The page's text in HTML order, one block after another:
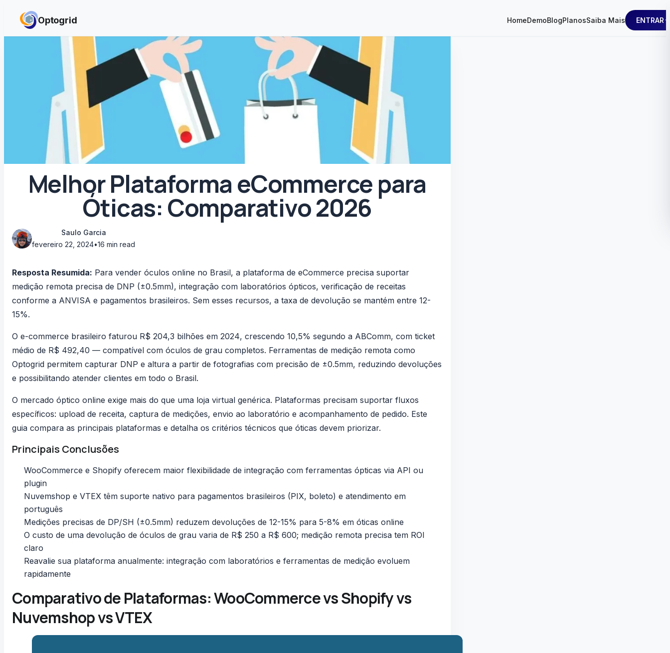
Skip to content
Optogrid HomeDemoBlogPlanosSaiba Mais ENTRAR
Melhor Plataforma eCommerce para
Óticas: Comparativo 2026
Saulo Garcia
fevereiro 22, 2024•16 min read
Resposta Resumida: Para vender óculos online no Brasil, a plataforma de eCommerce precisa suportar
medição remota precisa de DNP (±0.5mm), integração com laboratórios ópticos, verificação de receitas
conforme a ANVISA e pagamentos brasileiros. Sem esses recursos, a taxa de devolução se mantém entre 12-
15%.
O e-commerce brasileiro faturou R$ 204,3 bilhões em 2024, crescendo 10,5% segundo a ABComm, com ticket
médio de R$ 492,40 — compatível com óculos de grau completos. Ferramentas de medição remota como
Optogrid permitem capturar DNP e altura a partir de fotografias com precisão de ±0.5mm, reduzindo devoluções
e possibilitando atender clientes em todo o Brasil.
O mercado óptico online exige mais do que uma loja virtual genérica. Plataformas precisam suportar fluxos
específicos: upload de receita, captura de medições, envio ao laboratório e acompanhamento de pedido. Este
guia compara as principais plataformas e detalha os critérios técnicos que óticas devem priorizar.
Principais Conclusões
WooCommerce e Shopify oferecem maior flexibilidade de integração com ferramentas ópticas via API ou
plugin
Nuvemshop e VTEX têm suporte nativo para pagamentos brasileiros (PIX, boleto) e atendimento em
português
Medições precisas de DP/SH (±0.5mm) reduzem devoluções de 12-15% para 5-8% em óticas online
O custo de uma devolução de óculos de grau varia de R$ 250 a R$ 600; medição remota precisa tem ROI
claro
Reavalie sua plataforma anualmente: integração com laboratórios e ferramentas de medição evoluem
rapidamente
Comparativo de Plataformas: WooCommerce vs Shopify vs
Nuvemshop vs VTEX